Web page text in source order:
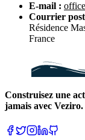
E-mail :
Courrier
Résidence
France
Construisez une
jamais avec Veziro.